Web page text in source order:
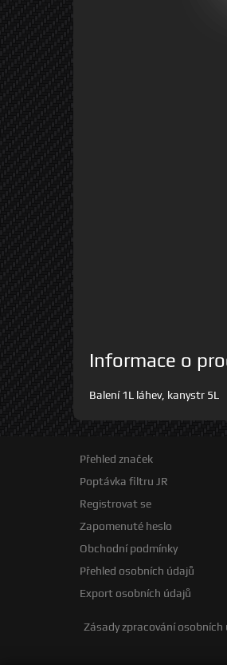
Informace o
Balení 1L láhev, kanystr 5L
Přehled značek
Poptávka filtru JR
Registrovat se
Zapomenuté heslo
Obchodní podmínky
Přehled osobních údajů
Export osobních údajů
Zásady zpracování osobních